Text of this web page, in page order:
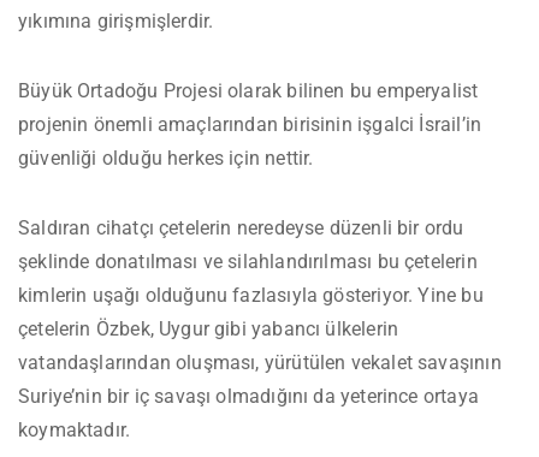
yıkımına girişmişlerdir.
Büyük Ortadoğu Projesi olarak bilinen bu emperyalist
projenin önemli amaçlarından birisinin işgalci İsrail’in
güvenliği olduğu herkes için nettir.
Saldıran cihatçı çetelerin neredeyse düzenli bir ordu
şeklinde donatılması ve silahlandırılması bu çetelerin
kimlerin uşağı olduğunu fazlasıyla gösteriyor. Yine bu
çetelerin Özbek, Uygur gibi yabancı ülkelerin
vatandaşlarından oluşması, yürütülen vekalet savaşının
Suriye’nin bir iç savaşı olmadığını da yeterince ortaya
koymaktadır.